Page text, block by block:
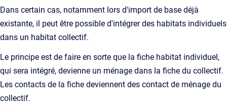
Dans certain cas, notamment lors d'import de base déjà
existante, il peut être possible d'intégrer des habitats individuels
dans un habitat collectif.
Le principe est de faire en sorte que la fiche habitat individuel,
qui sera intégré, devienne un ménage dans la fiche du collectif.
Les contacts de la fiche deviennent des contact de ménage du
collectif.